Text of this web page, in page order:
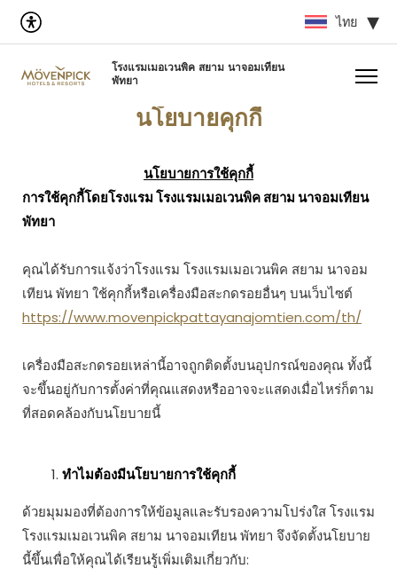
ไทย
โรงแรมเมอเวนพิค สยาม นาจอมเทียน
พัทยา
นโยบายคุกกี้
นโยบายการใช้คุกกี้
การใช้คุกกี้โดยโรงแรม โรงแรมเมอเวนพิค สยาม นาจอมเทียน
พัทยา
คุณได้รับการแจ้งว่าโรงแรม โรงแรมเมอเวนพิค สยาม นาจอม
เทียน พัทยา ใช้คุกกี้หรือเครื่องมือสะกดรอยอื่นๆ บนเว็บไซต์
https://www.movenpickpattayanajomtien.com/th/
เครื่องมือสะกดรอยเหล่านี้อาจถูกติดตั้งบนอุปกรณ์ของคุณ ทั้งนี้
จะขึ้นอยู่กับการตั้งค่าที่คุณแสดงหรืออาจจะแสดงเมื่อไหร่ก็ตาม
ที่สอดคล้องกับนโยบายนี้
ทำไมต้องมีนโยบายการใช้คุกกี้
ด้วยมุมมองที่ต้องการให้ข้อมูลและรับรองความโปร่งใส โรงแรม
โรงแรมเมอเวนพิค สยาม นาจอมเทียน พัทยา จึงจัดตั้งนโยบาย
นี้ขึ้นเพื่อให้คุณได้เรียนรู้เพิ่มเติมเกี่ยวกับ: